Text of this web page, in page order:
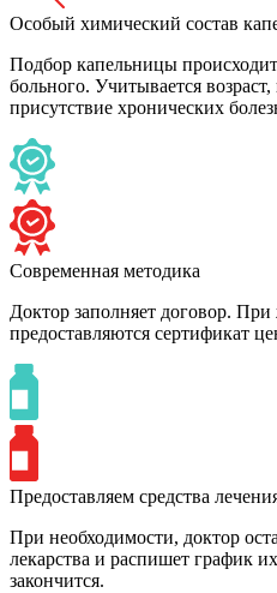
Особый химический состав
Подбор капельницы
больного. Учитывается
присутствие хронических
Современная методика
Доктор заполняет договор.
предоставляются сертификат
Предоставляем средства
При необходимости, доктор
лекарства и распишет график
закончится.